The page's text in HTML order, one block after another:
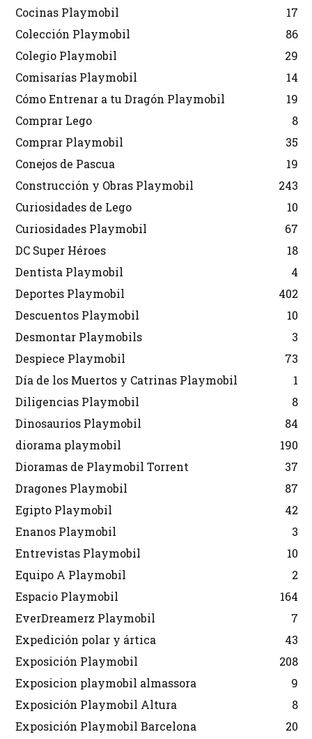
Cocinas Playmobil
17
Colección Playmobil
86
Colegio Playmobil
29
Comisarías Playmobil
14
Cómo Entrenar a tu Dragón Playmobil
19
Comprar Lego
8
Comprar Playmobil
35
Conejos de Pascua
19
Construcción y Obras Playmobil
243
Curiosidades de Lego
10
Curiosidades Playmobil
67
DC Super Héroes
18
Dentista Playmobil
4
Deportes Playmobil
402
Descuentos Playmobil
10
Desmontar Playmobils
3
Despiece Playmobil
73
Día de los Muertos y Catrinas Playmobil
1
Diligencias Playmobil
8
Dinosaurios Playmobil
84
diorama playmobil
190
Dioramas de Playmobil Torrent
37
Dragones Playmobil
87
Egipto Playmobil
42
Enanos Playmobil
3
Entrevistas Playmobil
10
Equipo A Playmobil
2
Espacio Playmobil
164
EverDreamerz Playmobil
7
Expedición polar y ártica
43
Exposición Playmobil
208
Exposicion playmobil almassora
9
Exposición Playmobil Altura
8
Exposición Playmobil Barcelona
20